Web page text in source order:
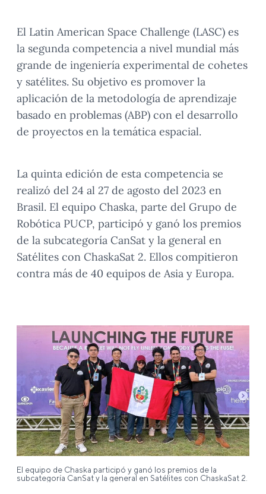
El Latin American Space Challenge (LASC) es
la segunda competencia a nivel mundial más
grande de ingeniería experimental de cohetes
y satélites. Su objetivo es promover la
aplicación de la metodología de aprendizaje
basado en problemas (ABP) con el desarrollo
de proyectos en la temática espacial.
La quinta edición de esta competencia se
realizó del 24 al 27 de agosto del 2023 en
Brasil. El equipo Chaska, parte del Grupo de
Robótica PUCP, participó y ganó los premios
de la subcategoría CanSat y la general en
Satélites con ChaskaSat 2. Ellos compitieron
contra más de 40 equipos de Asia y Europa.
El equipo de Chaska participó y ganó los premios de la
subcategoría CanSat y la general en Satélites con ChaskaSat 2.